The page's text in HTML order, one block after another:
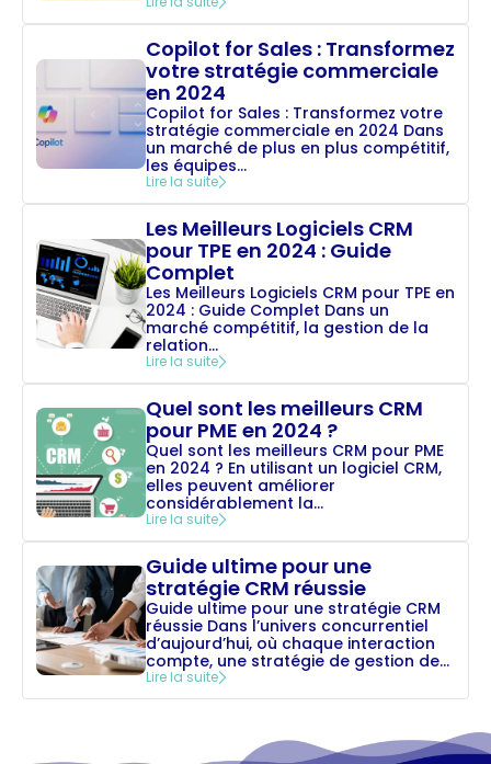
Copilot for Sales : Transformez
votre stratégie commerciale
en 2024
Copilot for Sales : Transformez votre
stratégie commerciale en 2024 Dans
un marché de plus en plus compétitif,
les équipes...
Lire la suite
Les Meilleurs Logiciels CRM
pour TPE en 2024 : Guide
Complet
Les Meilleurs Logiciels CRM pour TPE en
2024 : Guide Complet Dans un
marché compétitif, la gestion de la
relation...
Lire la suite
Quel sont les meilleurs CRM
pour PME en 2024 ?
Quel sont les meilleurs CRM pour PME
en 2024 ? En utilisant un logiciel CRM,
elles peuvent améliorer
considérablement la...
Lire la suite
Guide ultime pour une
stratégie CRM réussie
Guide ultime pour une stratégie CRM
réussie Dans l’univers concurrentiel
d’aujourd’hui, où chaque interaction
compte, une stratégie de gestion de...
Lire la suite